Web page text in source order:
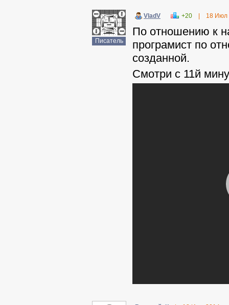
Писатель
VladV +20 18 Июл
По отношению к
програмист по
созданной.
Смотри с 11й